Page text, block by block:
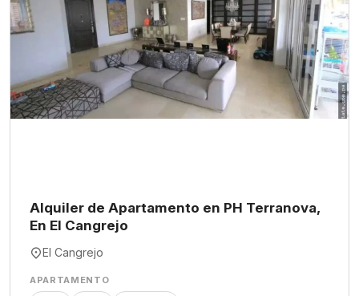
Alquiler de Apartamento en PH Terranova,
En El Cangrejo
El Cangrejo
APARTAMENTO